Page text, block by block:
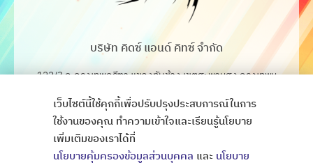
บริษัท คิดซ์ แอนด์ คิทซ์ จำกัด
122/3 ถ.กรุงเทพกรีฑา แขวงทับช้าง เขตสะพานสูง กรุงเทพฯ
โทร. 02-368-4106-7
Fax. 02-368-4105
เว็บไซต์นี้ใช้คุกกี้เพื่อปรับปรุงประสบการณ์ในการ
ใช้งานของคุณ ทำความเข้าใจและเรียนรู้นโยบาย
เพิ่มเติมของเราได้ที่
นโยบายคุ้มครองข้อมูลส่วนบุคคล และ นโยบาย